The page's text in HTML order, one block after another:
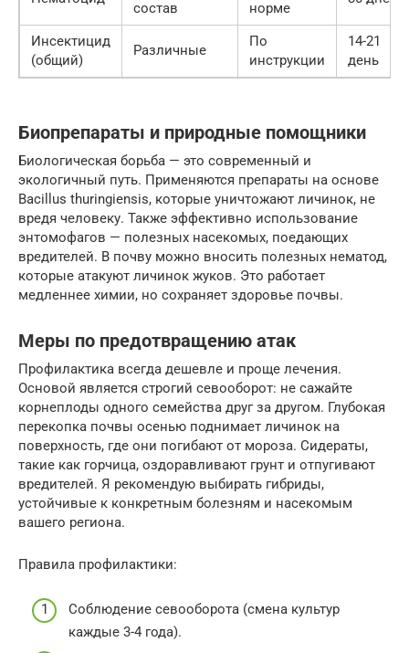
состав норме
Инсектицид
(общий)
Различные
По
инструкции
14-21
день
Биопрепараты и природные помощники
Биологическая борьба — это современный и
экологичный путь. Применяются препараты на основе
Bacillus thuringiensis, которые уничтожают личинок, не
вредя человеку. Также эффективно использование
энтомофагов — полезных насекомых, поедающих
вредителей. В почву можно вносить полезных нематод,
которые атакуют личинок жуков. Это работает
медленнее химии, но сохраняет здоровье почвы.
Меры по предотвращению атак
Профилактика всегда дешевле и проще лечения.
Основой является строгий севооборот: не сажайте
корнеплоды одного семейства друг за другом. Глубокая
перекопка почвы осенью поднимает личинок на
поверхность, где они погибают от мороза. Сидераты,
такие как горчица, оздоравливают грунт и отпугивают
вредителей. Я рекомендую выбирать гибриды,
устойчивые к конкретным болезням и насекомым
вашего региона.
Правила профилактики:
Соблюдение севооборота (смена культур
каждые 3-4 года).